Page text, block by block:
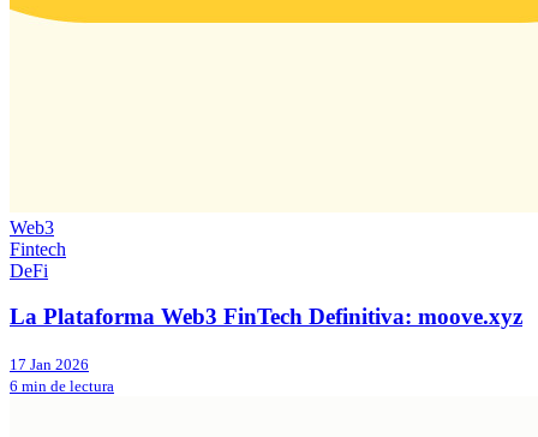
Web3
Fintech
DeFi
La Plataforma Web3 FinTech Definitiva: moove.xyz
17 Jan 2026
6 min de lectura